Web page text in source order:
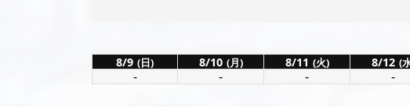
8/9 (日) 8/10 (月) 8/11 (火) 8/12 (
- - - -